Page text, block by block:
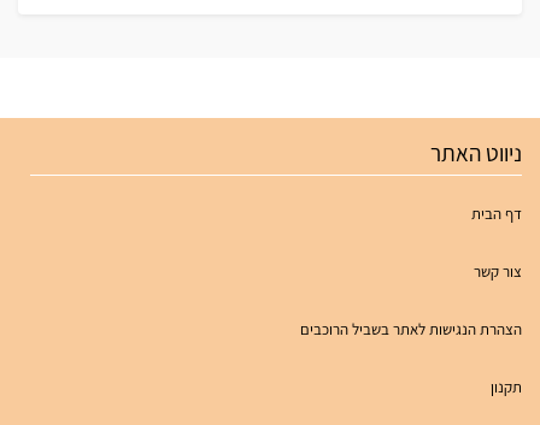
ניווט האתר
דף הבית
צור קשר
הצהרת הנגישות לאתר בשביל הרוכבים
תקנון